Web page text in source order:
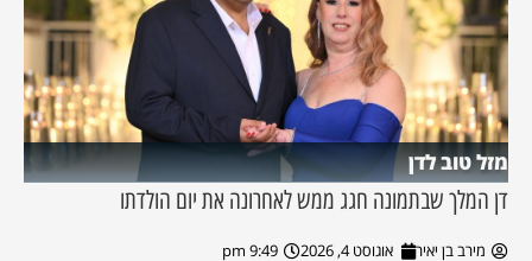
מזל טוב לדן
דן המלך שבתמונה חגג ממש לאחרונה את יום הולדתו
מירב בן יאיר אוגוסט 4, 2026 9:49 pm